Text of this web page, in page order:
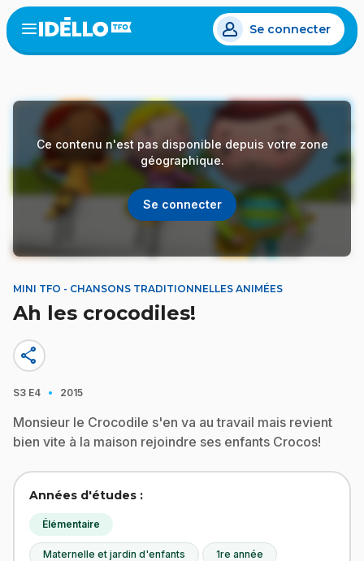
Aller
au
contenu
Open
menu
Se connecter
Ce contenu n'est pas disponible depuis votre zone
géographique.
Se connecter
MINI TFO - CHANSONS TRADITIONNELLES ANIMÉES
Ah les crocodiles!
share
S3 E4 · 2015
Monsieur le Crocodile s'en va au travail mais revient
bien vite à la maison rejoindre ses enfants Crocos!
Années d'études :
Élémentaire
Maternelle et jardin d'enfants 1re année